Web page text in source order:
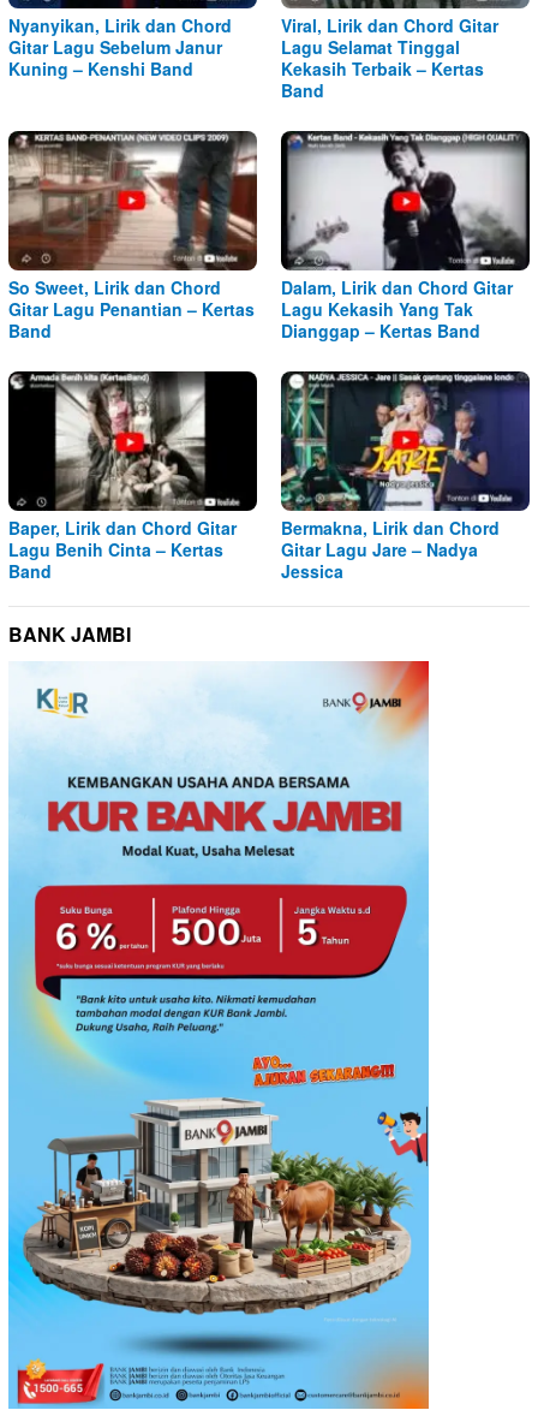
Nyanyikan, Lirik dan Chord
Gitar Lagu Sebelum Janur
Kuning – Kenshi Band
Viral, Lirik dan Chord Gitar
Lagu Selamat Tinggal
Kekasih Terbaik – Kertas
Band
So Sweet, Lirik dan Chord
Gitar Lagu Penantian – Kertas
Band
Dalam, Lirik dan Chord Gitar
Lagu Kekasih Yang Tak
Dianggap – Kertas Band
Baper, Lirik dan Chord Gitar
Lagu Benih Cinta – Kertas
Band
Bermakna, Lirik dan Chord
Gitar Lagu Jare – Nadya
Jessica
BANK JAMBI